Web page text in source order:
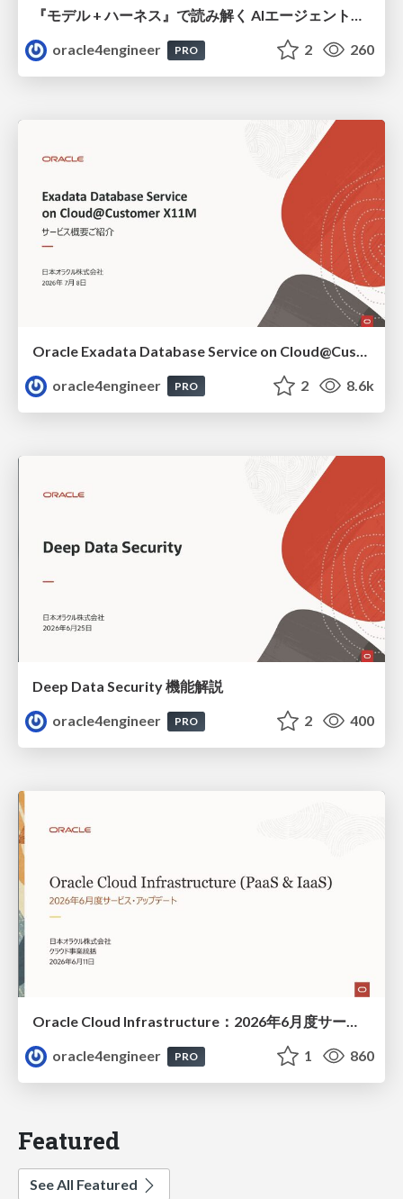
『モデル + ハーネス』で読み解く AIエージェント入門
oracle4engineer
PRO 2 260
oracle4engineer
PRO 2 8.6k
Deep Data Security 機能解説
oracle4engineer
PRO 2 400
Oracle Cloud Infrastructure：2026年6月度サービス・アップデート
oracle4engineer
PRO 1 860
Featured
See All Featured